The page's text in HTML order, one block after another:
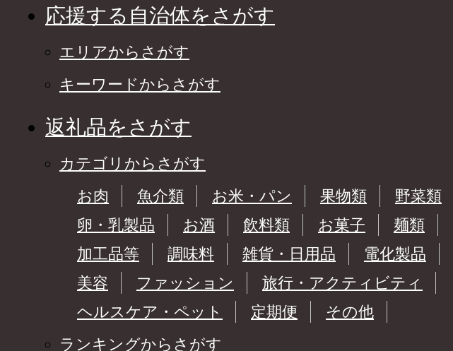
応援する自治体をさがす
エリアからさがす
キーワードからさがす
返礼品をさがす
カテゴリからさがす
お肉
魚介類 お米・パン 果物類
野菜類
卵・乳製品
お酒 飲料類 お菓子
麺類
加工品等
調味料 雑貨・日用品
電化製品
美容
ファッション
旅行・アクティビティ
ヘルスケア・ペット
定期便
その他
ランキングからさがす